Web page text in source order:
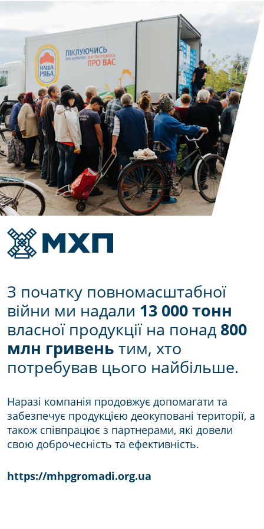
З початку повномасштабної
війни ми надали 13 000 тонн
власної продукції на понад 800
млн гривень тим, хто
потребував цього найбільше.
Наразі компанія продовжує допомагати та
забезпечує продукцією деокуповані території, а
також співпрацює з партнерами, які довели
свою доброчесність та ефективність.
https://mhpgromadi.org.ua